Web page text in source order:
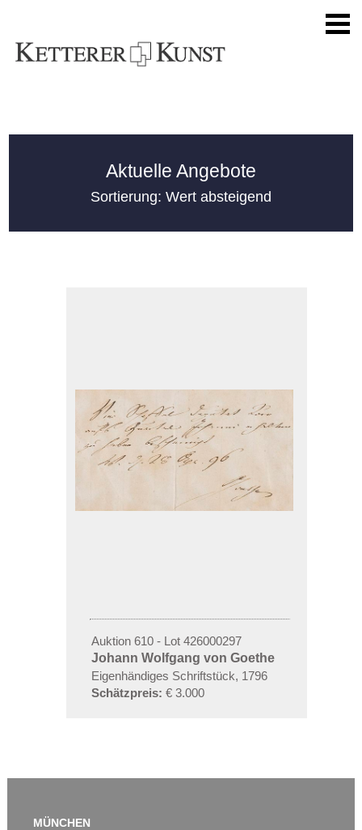
Aktuelle Angebote
Sortierung: Wert absteigend
Auktion 610 - Lot 426000297
Johann Wolfgang von Goethe
Eigenhändiges Schriftstück, 1796
Schätzpreis: € 3.000
MÜNCHEN